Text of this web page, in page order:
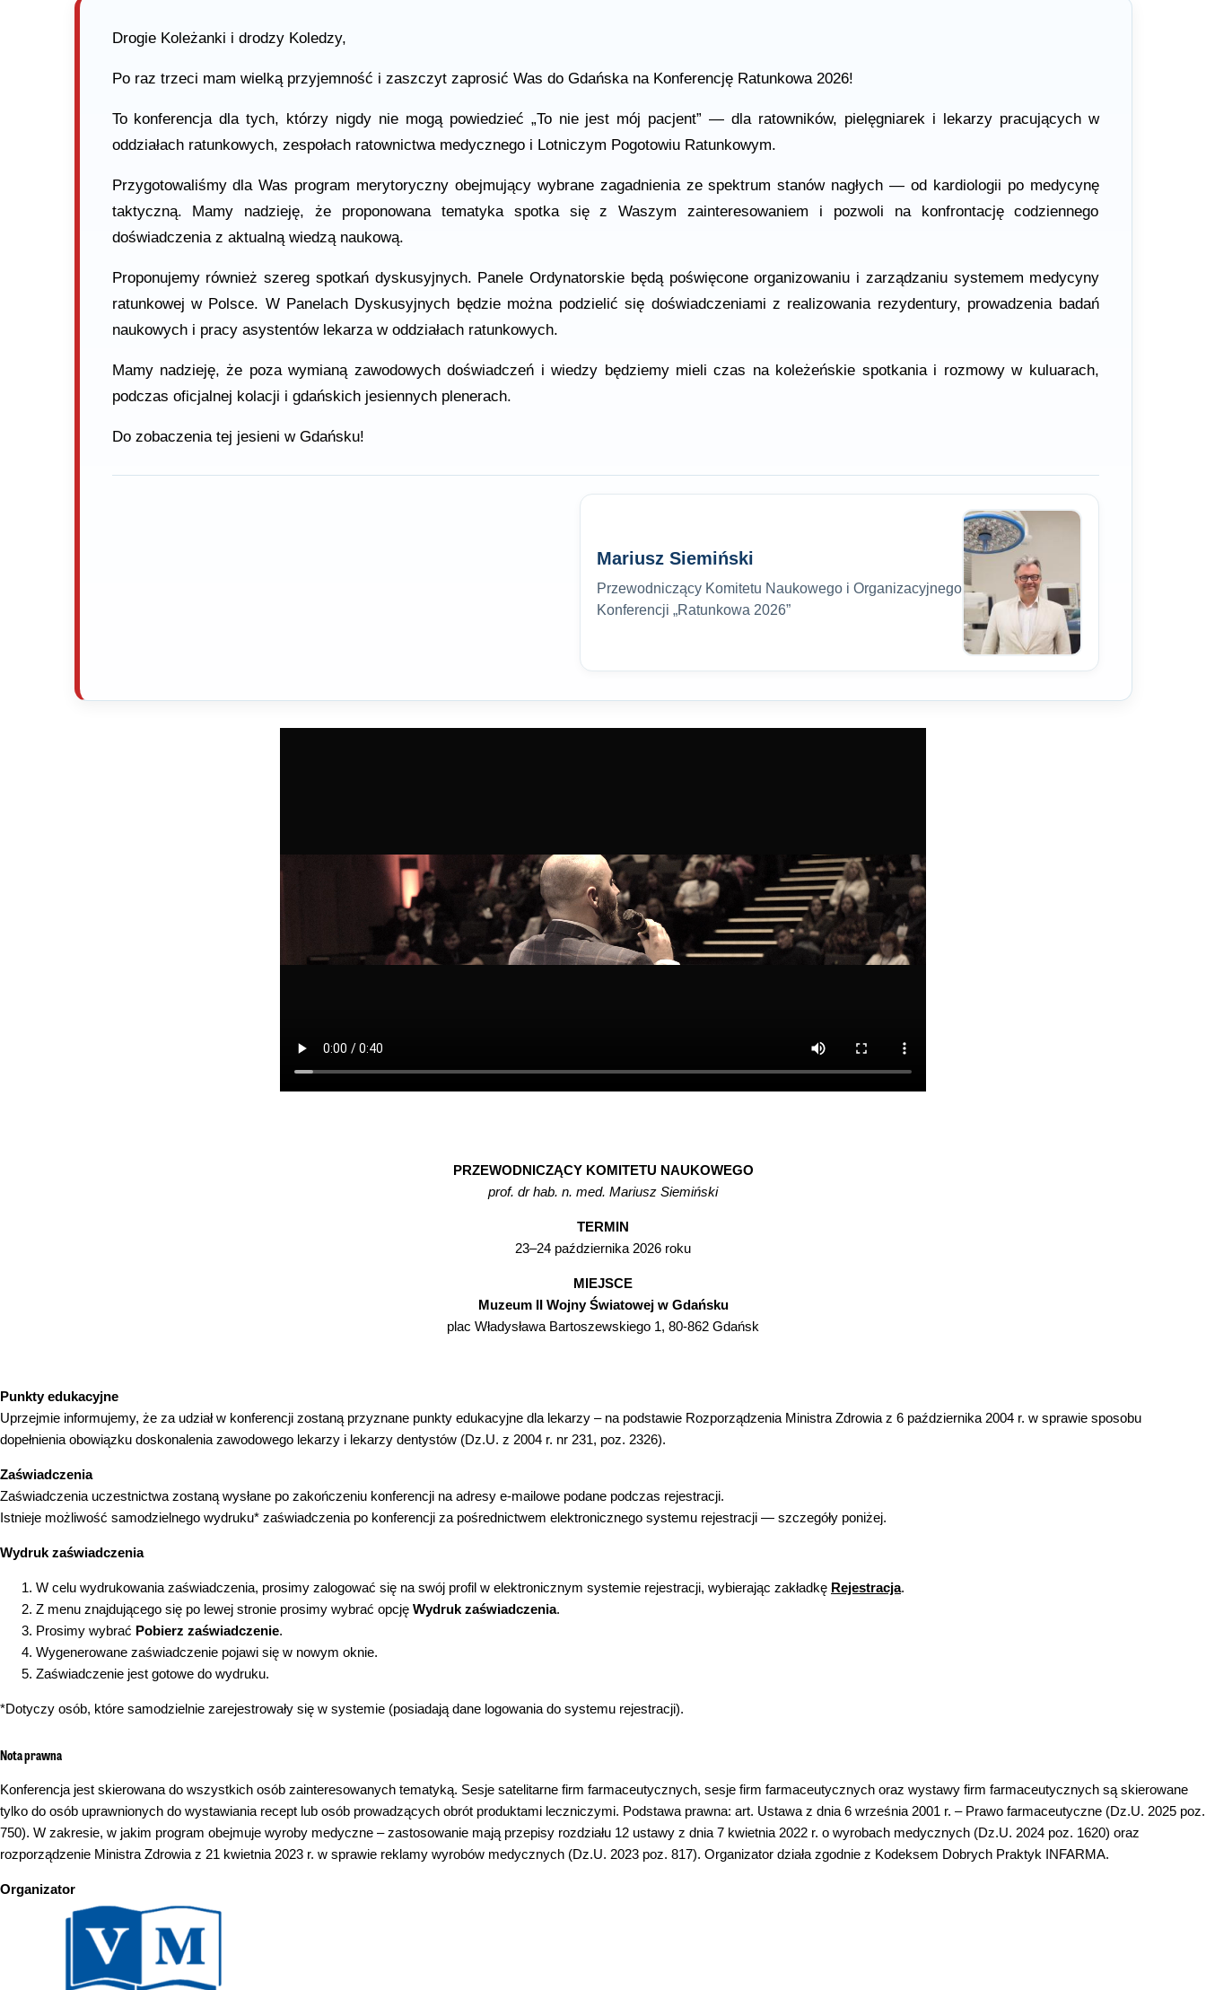
Drogie Koleżanki i drodzy Koledzy,
Po raz trzeci mam wielką przyjemność i zaszczyt zaprosić Was do Gdańska na Konferencję Ratunkowa 2026!
To konferencja dla tych, którzy nigdy nie mogą powiedzieć „To nie jest mój pacjent” — dla ratowników, pielęgniarek i lekarzy pracujących w
oddziałach ratunkowych, zespołach ratownictwa medycznego i Lotniczym Pogotowiu Ratunkowym.
Przygotowaliśmy dla Was program merytoryczny obejmujący wybrane zagadnienia ze spektrum stanów nagłych — od kardiologii po medycynę
taktyczną. Mamy nadzieję, że proponowana tematyka spotka się z Waszym zainteresowaniem i pozwoli na konfrontację codziennego
doświadczenia z aktualną wiedzą naukową.
Proponujemy również szereg spotkań dyskusyjnych. Panele Ordynatorskie będą poświęcone organizowaniu i zarządzaniu systemem medycyny
ratunkowej w Polsce. W Panelach Dyskusyjnych będzie można podzielić się doświadczeniami z realizowania rezydentury, prowadzenia badań
naukowych i pracy asystentów lekarza w oddziałach ratunkowych.
Mamy nadzieję, że poza wymianą zawodowych doświadczeń i wiedzy będziemy mieli czas na koleżeńskie spotkania i rozmowy w kuluarach,
podczas oficjalnej kolacji i gdańskich jesiennych plenerach.
Do zobaczenia tej jesieni w Gdańsku!
Mariusz Siemiński
Przewodniczący Komitetu Naukowego i Organizacyjnego
Konferencji „Ratunkowa 2026”
PRZEWODNICZĄCY KOMITETU NAUKOWEGO
prof. dr hab. n. med. Mariusz Siemiński
TERMIN
23–24 października 2026 roku
MIEJSCE
Muzeum II Wojny Światowej w Gdańsku
plac Władysława Bartoszewskiego 1, 80-862 Gdańsk
Punkty edukacyjne
Uprzejmie informujemy, że za udział w konferencji zostaną przyznane punkty edukacyjne dla lekarzy – na podstawie Rozporządzenia Ministra Zdrowia z 6 października 2004 r. w sprawie sposobu
dopełnienia obowiązku doskonalenia zawodowego lekarzy i lekarzy dentystów (Dz.U. z 2004 r. nr 231, poz. 2326).
Zaświadczenia
Zaświadczenia uczestnictwa zostaną wysłane po zakończeniu konferencji na adresy e-mailowe podane podczas rejestracji.
Istnieje możliwość samodzielnego wydruku* zaświadczenia po konferencji za pośrednictwem elektronicznego systemu rejestracji — szczegóły poniżej.
Wydruk zaświadczenia
W celu wydrukowania zaświadczenia, prosimy zalogować się na swój profil w elektronicznym systemie rejestracji, wybierając zakładkę Rejestracja.
Z menu znajdującego się po lewej stronie prosimy wybrać opcję Wydruk zaświadczenia.
Prosimy wybrać Pobierz zaświadczenie.
Wygenerowane zaświadczenie pojawi się w nowym oknie.
Zaświadczenie jest gotowe do wydruku.
*Dotyczy osób, które samodzielnie zarejestrowały się w systemie (posiadają dane logowania do systemu rejestracji).
Nota prawna
Konferencja jest skierowana do wszystkich osób zainteresowanych tematyką. Sesje satelitarne firm farmaceutycznych, sesje firm farmaceutycznych oraz wystawy firm farmaceutycznych są skierowane
tylko do osób uprawnionych do wystawiania recept lub osób prowadzących obrót produktami leczniczymi. Podstawa prawna: art. Ustawa z dnia 6 września 2001 r. – Prawo farmaceutyczne (Dz.U. 2025 poz.
750). W zakresie, w jakim program obejmuje wyroby medyczne – zastosowanie mają przepisy rozdziału 12 ustawy z dnia 7 kwietnia 2022 r. o wyrobach medycznych (Dz.U. 2024 poz. 1620) oraz
rozporządzenie Ministra Zdrowia z 21 kwietnia 2023 r. w sprawie reklamy wyrobów medycznych (Dz.U. 2023 poz. 817). Organizator działa zgodnie z Kodeksem Dobrych Praktyk INFARMA.
Organizator